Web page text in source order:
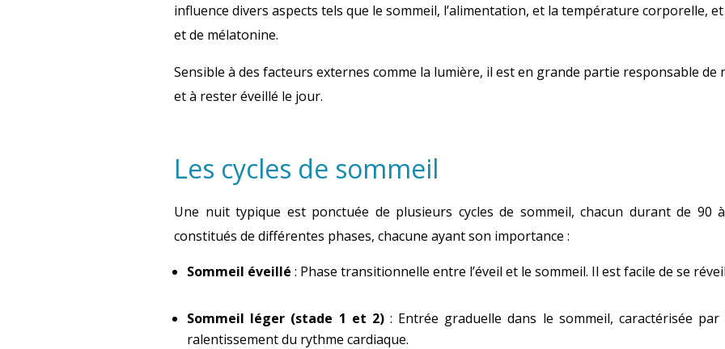
influence divers aspects tels que le sommeil, l’alimentation, et la température corporelle,
et de mélatonine.
Sensible à des facteurs externes comme la lumière, il est en grande partie responsable
et à rester éveillé le jour.
Les cycles de sommeil
Une nuit typique est ponctuée de plusieurs cycles de sommeil, chacun durant de 90
constitués de différentes phases, chacune ayant son importance :
Sommeil éveillé : Phase transitionnelle entre l’éveil et le sommeil. Il est facile de se
Sommeil léger (stade 1 et 2) : Entrée graduelle dans le sommeil, caractérisée
ralentissement du rythme cardiaque.